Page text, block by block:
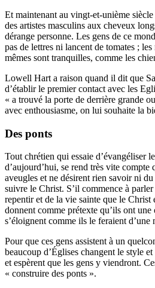
Et maintenant au vingt-et-unième
des artistes masculins aux cheveux
dérange personne. Les gens de ce
pas de lettres ni lancent de tomates ;
mêmes sont tranquilles, comme les
Lowell Hart a raison quand il dit que
d’établir le premier contact avec les
« a trouvé la porte de derrière grande
avec enthousiasme, on lui souhaite la
Des ponts
Tout chrétien qui essaie d’évangéliser
d’aujourd’hui, se rend très vite compte
aveugles et ne désirent rien savoir ni
suivre le Christ. S’il commence à
repentir et de la vie sainte que le Christ
donnent comme prétexte qu’ils ont une
s’éloignent comme ils le feraient d’une
Pour que ces gens assistent à un
beaucoup d’Églises changent le style
et espèrent que les gens y viendront.
« construire des ponts ».